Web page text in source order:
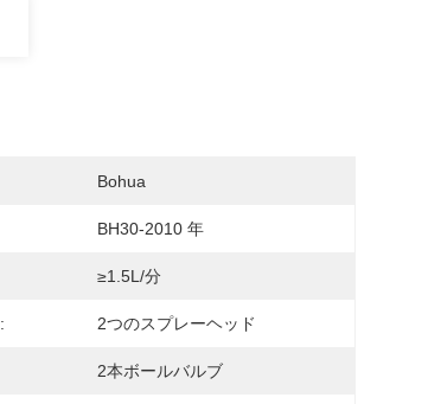
Bohua
BH30-2010 年
≥1.5L/分
2つのスプレーヘッド
2本ボールバルブ